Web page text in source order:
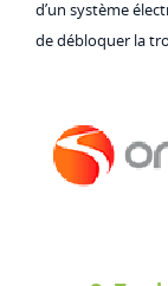
d’un système
de débloquer la